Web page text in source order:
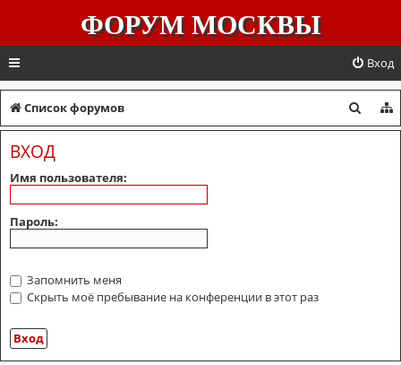
ФОРУМ МОСКВЫ
Вход
Список форумов
о
ВХОД
Имя пользователя:
Пароль:
Запомнить меня
Скрыть моё пребывание на конференции в этот раз